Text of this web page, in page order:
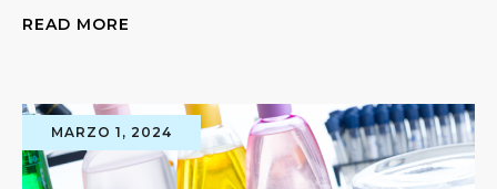
READ MORE
MARZO 1, 2024